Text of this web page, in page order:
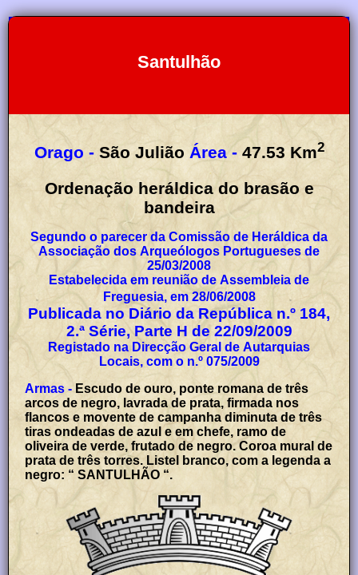
Santulhão
Orago - São Julião Área - 47.53 Km2
Ordenação heráldica do brasão e
bandeira
Segundo o parecer da Comissão de Heráldica da
Associação dos Arqueólogos Portugueses de
25/03/2008
Estabelecida em reunião de Assembleia de
Freguesia, em 28/06/2008
Publicada no Diário da República n.º 184,
2.ª Série, Parte H de 22/09/2009
Registado na Direcção Geral de Autarquias
Locais, com o n.º 075/2009
Armas - Escudo de ouro, ponte romana de três
arcos de negro, lavrada de prata, firmada nos
flancos e movente de campanha diminuta de três
tiras ondeadas de azul e em chefe, ramo de
oliveira de verde, frutado de negro. Coroa mural de
prata de três torres. Listel branco, com a legenda a
negro: “ SANTULHÃO “.